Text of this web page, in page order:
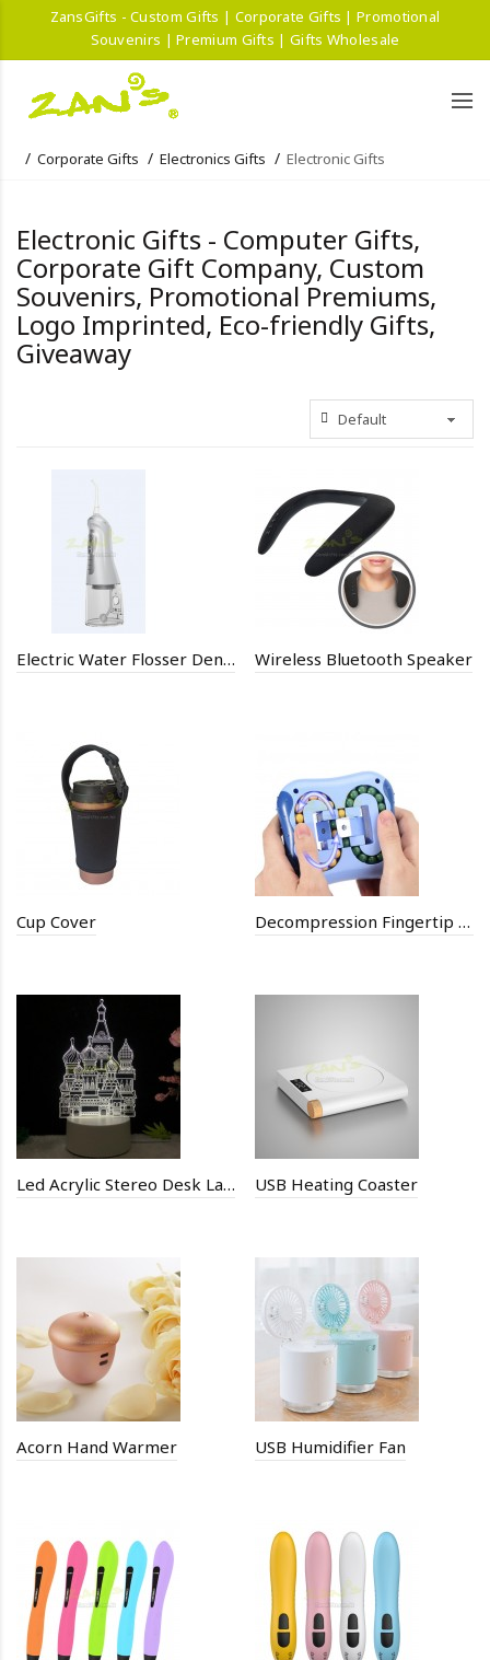
ZansGifts - Custom Gifts | Corporate Gifts | Promotional
Souvenirs | Premium Gifts | Gifts Wholesale
Corporate Gifts Electronics Gifts Electronic Gifts
Electronic Gifts - Computer Gifts,
Corporate Gift Company, Custom
Souvenirs, Promotional Premiums,
Logo Imprinted, Eco-friendly Gifts,
Giveaway
Electric Water Flosser Dental Wireless Bluetooth Speaker
Cup Cover Decompression Fingertip Grinding Disc
Led Acrylic Stereo Desk Lamp USB Heating Coaster
Acorn Hand Warmer USB Humidifier Fan